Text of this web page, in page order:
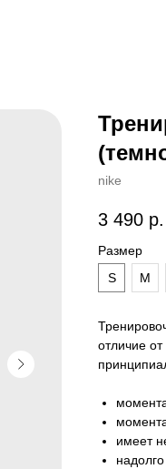
nike
3 490 р.
Размер
S
M
отличие
имеет